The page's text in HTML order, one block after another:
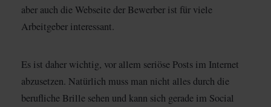
aber auch die Webseite der Bewerber ist für viele
Arbeitgeber interessant.
Es ist daher wichtig, vor allem seriöse Posts im Internet
abzusetzen. Natürlich muss man nicht alles durch die
berufliche Brille sehen und kann sich gerade im Social